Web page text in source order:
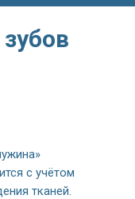
с учётом
тканей.